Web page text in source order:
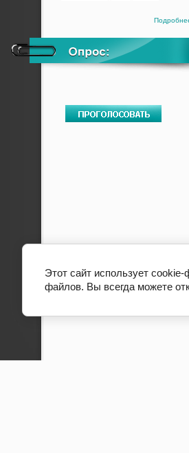
Этот сайт использует
файлов. Вы всегда можете